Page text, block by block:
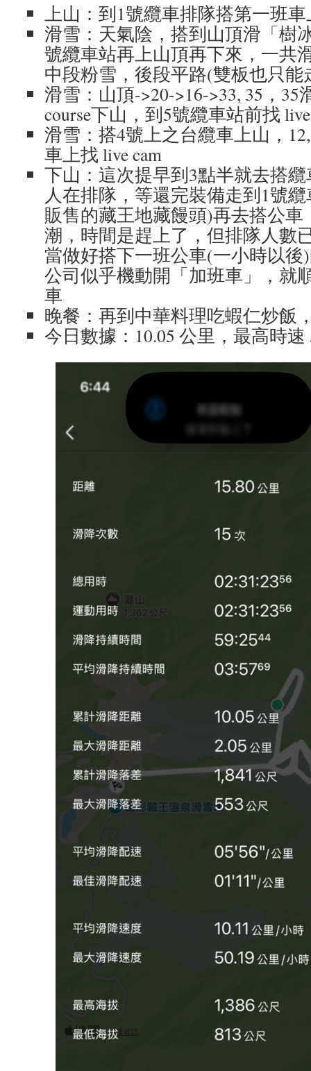
上山：到1號纜車排隊搭第一班
滑雪：天氣陰，搭到山頂滑「樹
號纜車站再上山頂再下來，一共
中段粉雪，後段平路(雙板也只能
滑雪：山頂->20->16->33, 35，
course下山，到5號纜車站前找
滑雪：搭4號上之台纜車上山，
車上找 live cam
下山：這次提早到3點半就去搭
人在排隊，等還完裝備走到1號
販售的藏王地藏饅頭)再去搭公
潮，時間是趕上了，但排隊人數
當做好搭下一班公車(一小時以
公司似乎機動開「加班車」，就
車
晚餐：再到中華料理吃蝦仁炒飯
今日數據：10.05 公里，最高時速